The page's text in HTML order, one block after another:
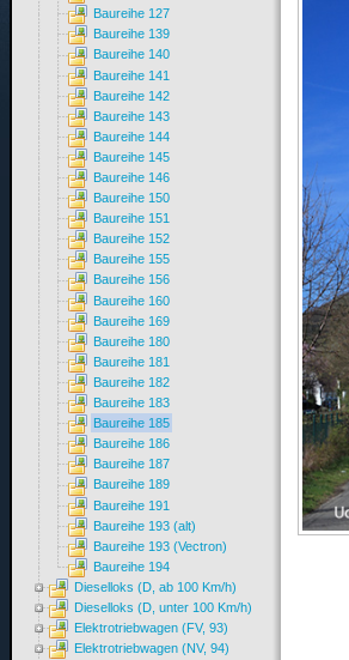
Baureihe 127
Baureihe 139
Baureihe 140
Baureihe 141
Baureihe 142
Baureihe 143
Baureihe 144
Baureihe 145
Baureihe 146
Baureihe 150
Baureihe 151
Baureihe 152
Baureihe 155
Baureihe 156
Baureihe 160
Baureihe 169
Baureihe 180
Baureihe 181
Baureihe 182
Baureihe 183
Baureihe 185
Baureihe 186
Baureihe 187
Baureihe 189
Baureihe 191
Baureihe 193 (alt)
Baureihe 193 (Vectron)
Baureihe 194
Dieselloks (D, ab 100 Km/h)
Dieselloks (D, unter 100 Km/h)
Elektrotriebwagen (FV, 93)
Elektrotriebwagen (NV, 94)